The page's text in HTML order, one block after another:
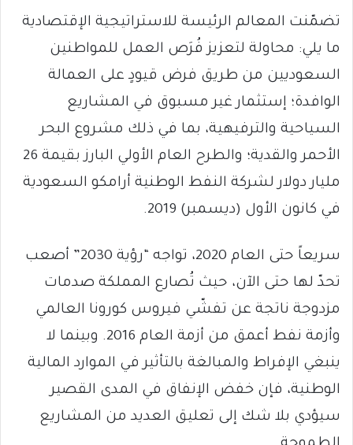
تضمّنت المعالم الرئيسة للاستراتيجية الإقتصادية
ما يلي: محاولة لتعزيز فُرَص العمل للمواطنين
السعوديين من طريق فرض قيودٍ على العمالة
الوافدة؛ إستثمار غير مسبوق في المشاريع
السياحية والترفيهية، بما في ذلك مشروع البحر
الأحمر والقدية؛ والطرح العام الأولي البارز بقيمة 26
مليار دولار لشركة النفط الوطنية أرامكو السعودية
في كانون الأول (ديسمبر) 2019.
سريعاً حتى العام 2020، تواجه “رؤية 2030” أصعب
تحدّ لها حتى الآن، حيث تُصارع المملكة صدمات
مزدوجة ناتجة عن تفشّي فيروس كورونا العالمي
وأزمة نفط أعمق من أزمة العام 2016. وبينما لا
ينبغي الإفراط والمبالغة بالتأثير في الموارد المالية
الوطنية، فإن خفض الإنفاق في المدى القصير
سيؤدي بلا شك إلى تعليق العديد من المشاريع